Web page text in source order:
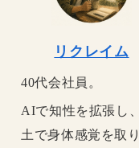
リクレイム
40代会社員。
AIで知性を拡張し、
土で身体感覚を取